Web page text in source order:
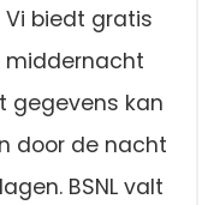
biedt gratis
middernacht
gegevens kan
door de nacht
BSNL valt